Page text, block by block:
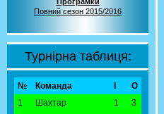
Повний сезон 2015/2016
Турнірна таблиця:
№ Команда
О
1
Шахтар 1
3